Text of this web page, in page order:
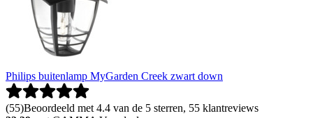
Philips buitenlamp MyGarden Creek zwart down
(55)Beoordeeld met 4.4 van de 5 sterren, 55 klantreviews